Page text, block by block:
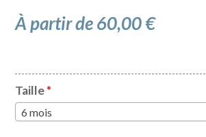
À partir de60,00€
Taille*
6 mois